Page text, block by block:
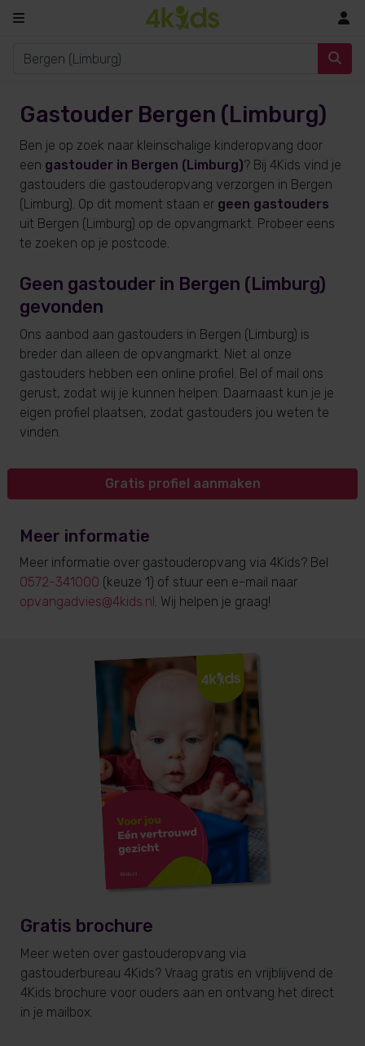
Gastouder Bergen (Limburg)
Ben je op zoek naar kleinschalige kinderopvang door
een gastouder in Bergen (Limburg)? Bij 4Kids vind je
gastouders die gastouderopvang verzorgen in Bergen
(Limburg). Op dit moment staan er geen gastouders
uit Bergen (Limburg) op de opvangmarkt. Probeer eens
te zoeken op je postcode.
Geen gastouder in Bergen (Limburg)
gevonden
Ons aanbod aan gastouders in Bergen (Limburg) is
breder dan alleen de opvangmarkt. Niet al onze
gastouders hebben een online profiel. Bel of mail ons
gerust, zodat wij je kunnen helpen. Daarnaast kun je je
eigen profiel plaatsen, zodat gastouders jou weten te
vinden.
Gratis profiel aanmaken
Meer informatie
Meer informatie over gastouderopvang via 4Kids? Bel
0572-341000 (keuze 1) of stuur een e-mail naar
opvangadvies@4kids.nl. Wij helpen je graag!
Gratis brochure
Meer weten over gastouderopvang via
gastouderbureau 4Kids? Vraag gratis en vrijblijvend de
4Kids brochure voor ouders aan en ontvang het direct
in je mailbox.